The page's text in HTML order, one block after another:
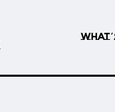
WHAT’